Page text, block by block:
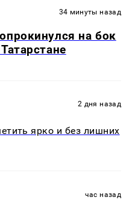
34 минуты назад
на бок
2 дня назад
ярко и без лишних
час назад